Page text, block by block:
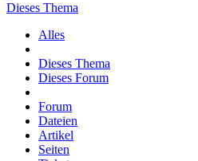
Dieses Thema
Alles
Dieses Thema
Dieses Forum
Forum
Dateien
Artikel
Seiten